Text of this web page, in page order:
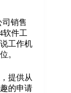
司销售
软件工
工作机
。
提供从
的申请